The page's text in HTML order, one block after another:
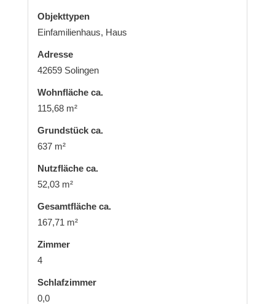
Objekttypen
Einfamilienhaus, Haus
Adresse
42659 Solingen
Wohnfläche ca.
115,68 m²
Grund­stück ca.
637 m²
Nutzfläche ca.
52,03 m²
Gesamtfläche ca.
167,71 m²
Zimmer
4
Schlafzimmer
0,0